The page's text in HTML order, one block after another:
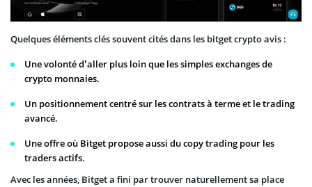
Quelques éléments clés souvent cités dans les bitget crypto avis :
Une volonté d’aller plus loin que les simples exchanges de
crypto monnaies.
Un positionnement centré sur les contrats à terme et le trading
avancé.
Une offre où Bitget propose aussi du copy trading pour les
traders actifs.
Avec les années, Bitget a fini par trouver naturellement sa place